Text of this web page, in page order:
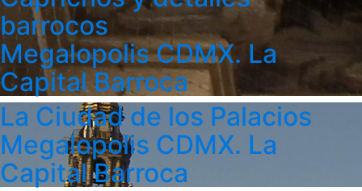
barrocos
Megalopolis CDMX. La
Capital Barroca
La Ciudad de los Palacios
Megalopolis CDMX. La
Capital Barroca